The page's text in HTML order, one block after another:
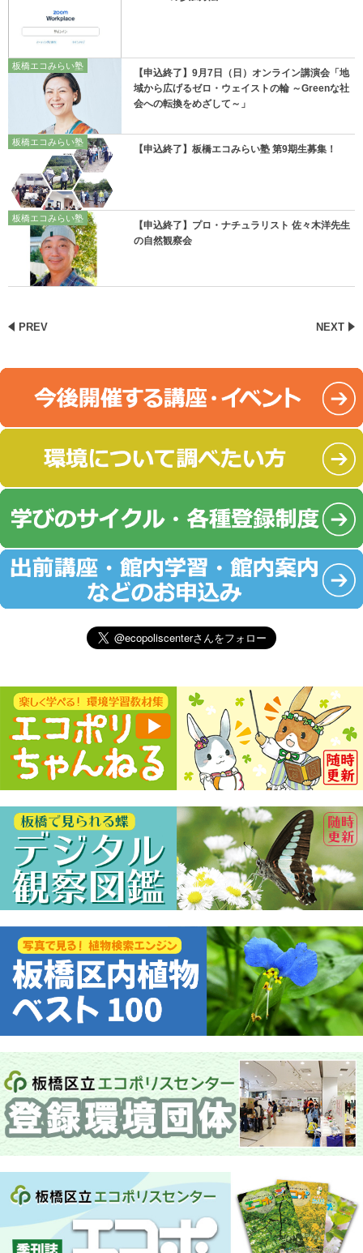
板橋エコみらい塾
【申込終了】9月7日（日）オンライン講演会「地
域から広げるゼロ・ウェイストの輪 ～Greenな社
会への転換をめざして～」
板橋エコみらい塾
【申込終了】板橋エコみらい塾 第9期生募集！
板橋エコみらい塾
【申込終了】プロ・ナチュラリスト 佐々木洋先生
の自然観察会
PREV NEXT